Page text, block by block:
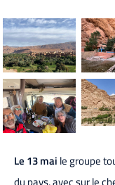
Le 13 mai le groupe
du pays, avec sur le